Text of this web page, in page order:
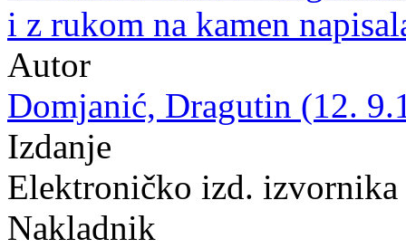
i z rukom na kamen
Autor
Domjanić, Dragutin (12.
Izdanje
Elektroničko izd.
Nakladnik